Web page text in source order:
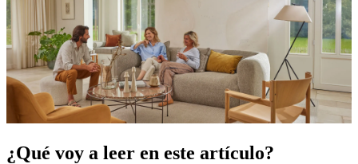
¿Qué voy a leer en este artículo?